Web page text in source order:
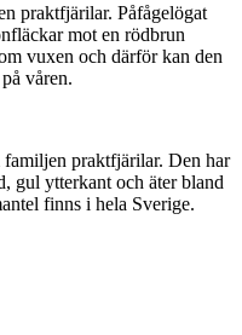
praktfjärilar. Påfågelögat
mot en rödbrun
vuxen och därför kan den
våren.
familjen praktfjärilar. Den har
gul ytterkant och äter bland
finns i hela Sverige.